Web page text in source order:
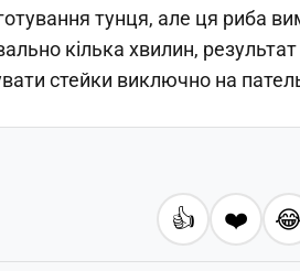
тунця, але ця риба
кілька хвилин,
стейки виключно на
👍 ❤️